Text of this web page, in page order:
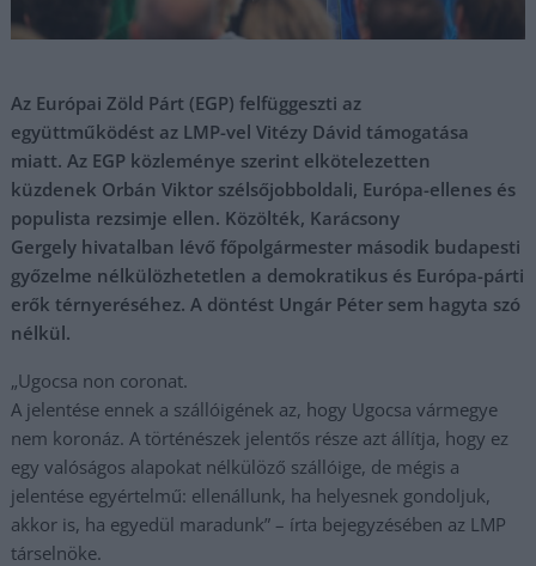
Az Európai Zöld Párt (EGP) felfüggeszti az
együttműködést az LMP-vel Vitézy Dávid támogatása
miatt. Az EGP közleménye szerint elkötelezetten
küzdenek Orbán Viktor szélsőjobboldali, Európa-ellenes és
populista rezsimje ellen. Közölték, Karácsony
Gergely hivatalban lévő főpolgármester második budapesti
győzelme nélkülözhetetlen a demokratikus és Európa-párti
erők térnyeréséhez. A döntést Ungár Péter sem hagyta szó
nélkül.
„Ugocsa non coronat.
A jelentése ennek a szállóigének az, hogy Ugocsa vármegye
nem koronáz. A történészek jelentős része azt állítja, hogy ez
egy valóságos alapokat nélkülöző szállóige, de mégis a
jelentése egyértelmű: ellenállunk, ha helyesnek gondoljuk,
akkor is, ha egyedül maradunk” – írta bejegyzésében az LMP
társelnöke.